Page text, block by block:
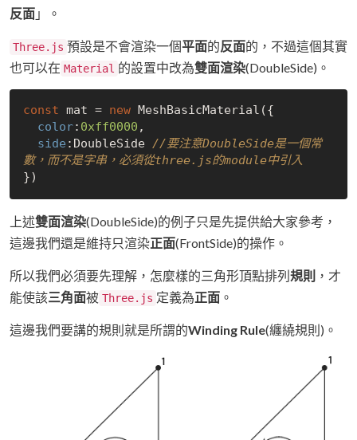
反面 」。
Three.js 預設是不會渲染一個平面的反面的，不過這個其實
也可以在 Material 的設置中改為雙面渲染(DoubleSide)。
const mat = new MeshBasicMaterial({
color: 0xff0000 ,
side :DoubleSide //要注意DoubleSide是一個常
數，而不是字串，必須從three.js的module中引入
上述雙面渲染(DoubleSide)的例子只是先提供給大家參考，
這邊我們還是維持只渲染正面(FrontSide)的操作。
所以我們必須要先理解，怎麼樣的三角形頂點排列規則 ，才
能使該三角面被 Three.js 定義為正面 。
這邊我們要講的規則就是所謂的Winding Rule(纏繞規則)。